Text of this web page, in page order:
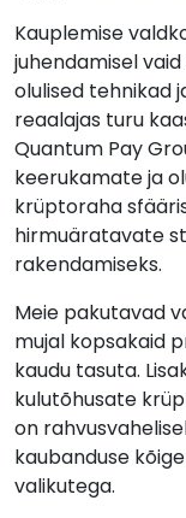
Kauplemise
juhendamisel
olulised tehnikad
reaalajas turu
Quantum Pay
keerukamate ja
krüptoraha
hirmuäratavate
rakendamiseks.
Meie pakutavad
mujal kopsakaid
kaudu tasuta.
kulutõhusate
on
kaubanduse
valikutega.